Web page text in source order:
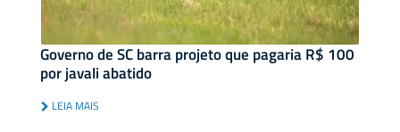
Governo de SC barra projeto que pagaria R$ 100
por javali abatido
LEIA MAIS